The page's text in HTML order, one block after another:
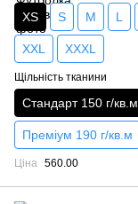
XS S M L
XXL XXXL
Щільність тканини
Стандарт 150 г/кв.м
Преміум 190 г/кв.м
Ціна 560.00